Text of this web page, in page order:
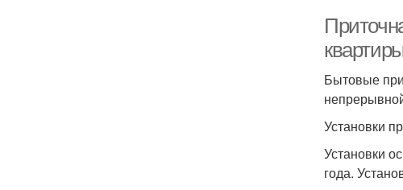
Бытовые
Установки
Установки
года.